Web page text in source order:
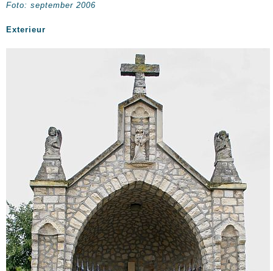
Foto: september 2006
Exterieur